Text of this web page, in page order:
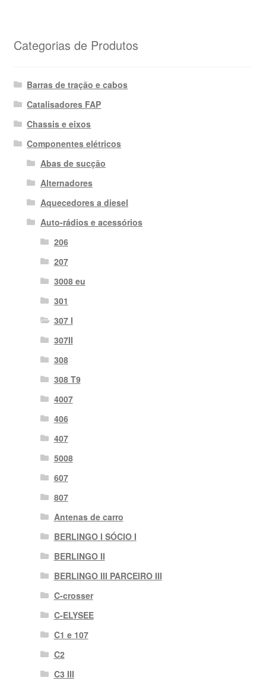
Categorias de Produtos
Barras de tração e cabos
Catalisadores FAP
Chassis e eixos
Componentes elétricos
Abas de sucção
Alternadores
Aquecedores a diesel
Auto-rádios e acessórios
206
207
3008 eu
301
307 I
307II
308
308 T9
4007
406
407
5008
607
807
Antenas de carro
BERLINGO I SÓCIO I
BERLINGO II
BERLINGO III PARCEIRO III
C-crosser
C-ELYSEE
C1 e 107
C2
C3 III